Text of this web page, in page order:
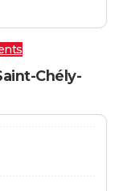
Chély-